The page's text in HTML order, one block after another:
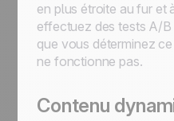
en plus étroite au fur et
effectuez des tests A/
que vous déterminez
ne fonctionne pas.
Contenu